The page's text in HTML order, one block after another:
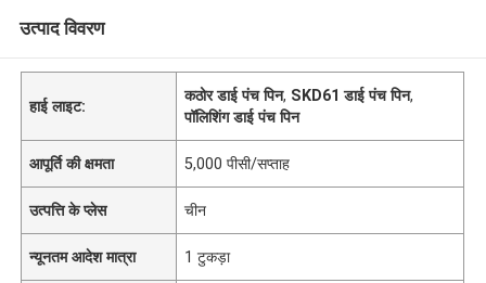
उत्पाद विवरण
हाई लाइट:
कठोर डाई पंच पिन, SKD61 डाई पंच पिन,
पॉलिशिंग डाई पंच पिन
आपूर्ति की क्षमता 5,000 पीसी/सप्ताह
उत्पत्ति के प्लेस चीन
न्यूनतम आदेश मात्रा 1 टुकड़ा